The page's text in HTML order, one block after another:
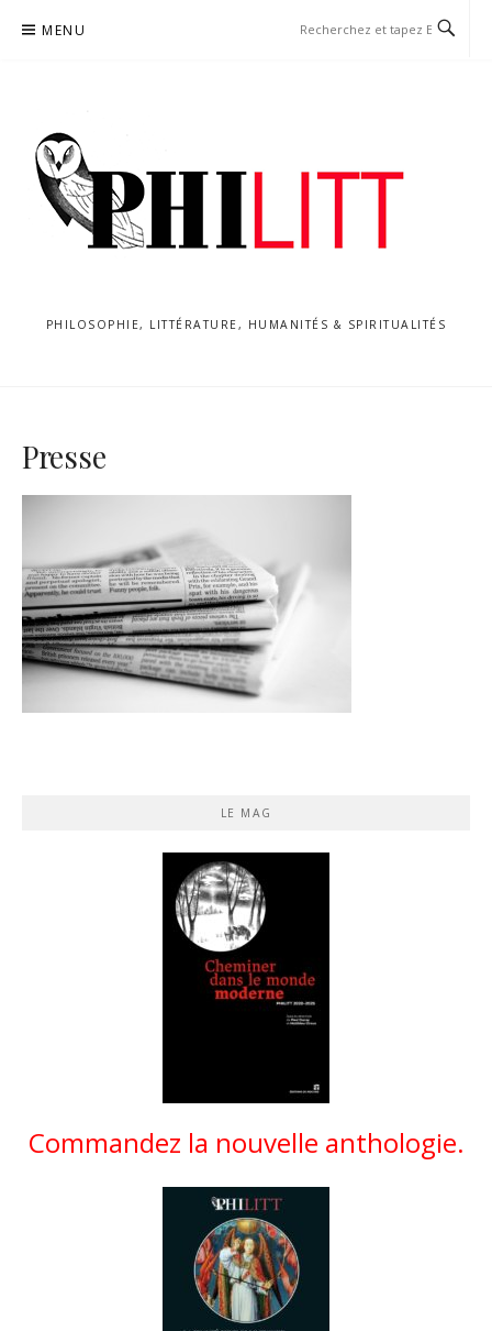
MENU
PHILOSOPHIE, LITTÉRATURE, HUMANITÉS & SPIRITUALITÉS
Presse
LE MAG
Commandez la nouvelle anthologie.